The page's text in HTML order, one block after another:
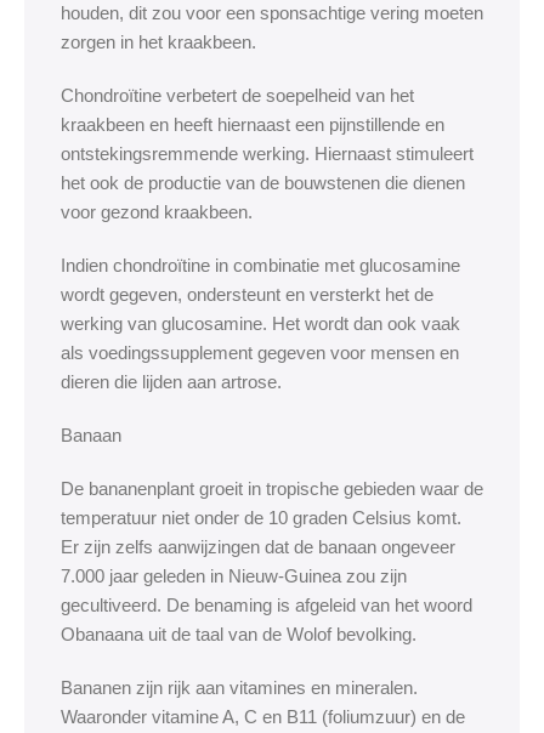
houden, dit zou voor een sponsachtige vering moeten
zorgen in het kraakbeen.
Chondroïtine verbetert de soepelheid van het
kraakbeen en heeft hiernaast een pijnstillende en
ontstekingsremmende werking. Hiernaast stimuleert
het ook de productie van de bouwstenen die dienen
voor gezond kraakbeen.
Indien chondroïtine in combinatie met glucosamine
wordt gegeven, ondersteunt en versterkt het de
werking van glucosamine. Het wordt dan ook vaak
als voedingssupplement gegeven voor mensen en
dieren die lijden aan artrose.
Banaan
De bananenplant groeit in tropische gebieden waar de
temperatuur niet onder de 10 graden Celsius komt.
Er zijn zelfs aanwijzingen dat de banaan ongeveer
7.000 jaar geleden in Nieuw-Guinea zou zijn
gecultiveerd. De benaming is afgeleid van het woord
Obanaana uit de taal van de Wolof bevolking.
Bananen zijn rijk aan vitamines en mineralen.
Waaronder vitamine A, C en B11 (foliumzuur) en de